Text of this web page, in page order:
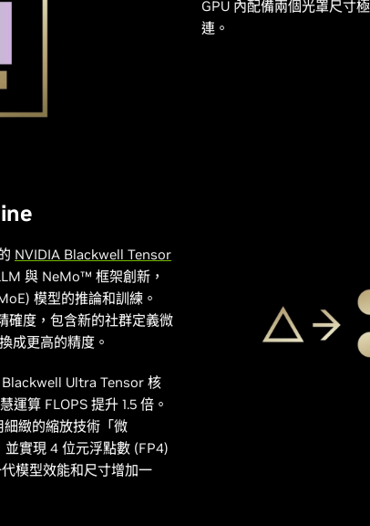
GPU 內配備兩個光罩尺寸
連。
NVIDIA Blackwell Tensor
與 NeMo™ 框架創新，
模型的推論和訓練。
確度，包含新的社群定義微
成更高的精度。
Ultra Tensor 核
運算 FLOPS 提升 1.5 倍。
緻的縮放技術「微
實現 4 位元浮點數 (FP4)
模型效能和尺寸增加一